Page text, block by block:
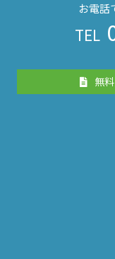
お電話
TEL
無